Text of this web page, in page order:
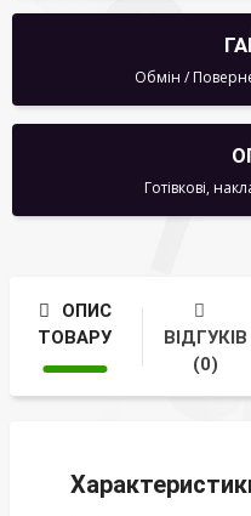
Обмін /
Готівкові,
ОПИС
ТОВАРУ
ВІДГУКІВ
(0)